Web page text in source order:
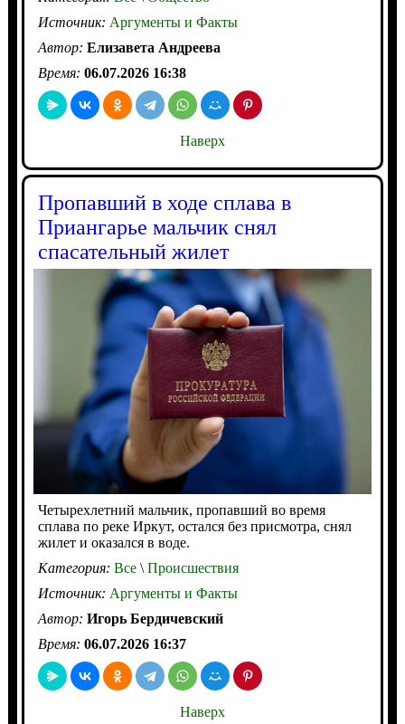
Источник: Аргументы и Факты
Автор: Елизавета Андреева
Время: 06.07.2026 16:38
Наверх
Пропавший в ходе сплава в
Приангарье мальчик снял
спасательный жилет
Четырехлетний мальчик, пропавший во время
сплава по реке Иркут, остался без присмотра, снял
жилет и оказался в воде.
Категория: Все\Происшествия
Источник: Аргументы и Факты
Автор: Игорь Бердичевский
Время: 06.07.2026 16:37
Наверх